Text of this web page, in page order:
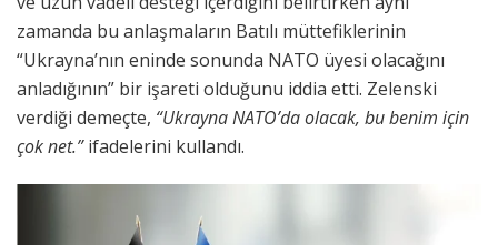
zamanda bu anlaşmaların Batılı müttefiklerinin
“Ukrayna’nın eninde sonunda NATO üyesi olacağını
anladığının” bir işareti olduğunu iddia etti. Zelenski
verdiği demeçte, “Ukrayna NATO’da olacak, bu benim için
çok net.”ifadelerini kullandı.